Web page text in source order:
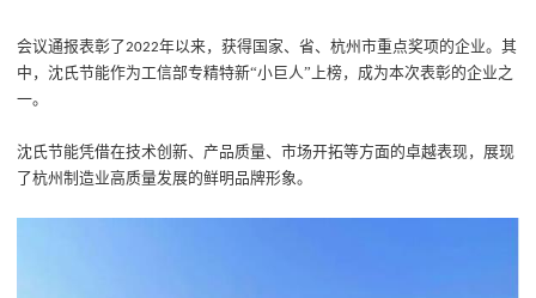
会议通报表彰了2022年以来，获得国家、省、杭州市重点奖项的企业。其
中，沈氏节能作为工信部专精特新“小巨人” 上榜，成为本次表彰的企业之
一。
沈氏节能凭借在技术创新、产品质量、市场开拓等方面的卓越表现，展现
了杭州制造业高质量发展的鲜明品牌形象。